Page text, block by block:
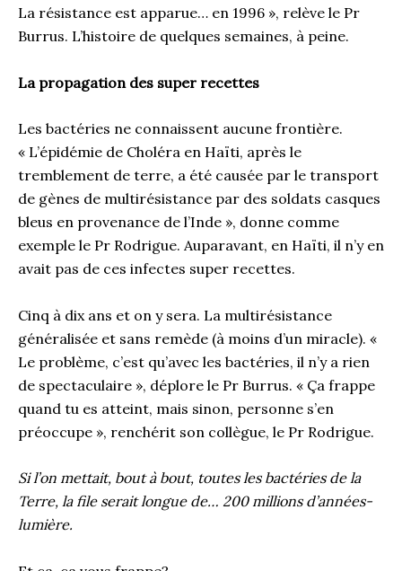
La résistance est apparue… en 1996 », relève le Pr
Burrus. L’histoire de quelques semaines, à peine.
La propagation des super recettes
Les bactéries ne connaissent aucune frontière.
« L’épidémie de Choléra en Haïti, après le
tremblement de terre, a été causée par le transport
de gènes de multirésistance par des soldats casques
bleus en provenance de l’Inde », donne comme
exemple le Pr Rodrigue. Auparavant, en Haïti, il n’y en
avait pas de ces infectes super recettes.
Cinq à dix ans et on y sera. La multirésistance
généralisée et sans remède (à moins d’un miracle). «
Le problème, c’est qu’avec les bactéries, il n’y a rien
de spectaculaire », déplore le Pr Burrus. « Ça frappe
quand tu es atteint, mais sinon, personne s’en
préoccupe », renchérit son collègue, le Pr Rodrigue.
Si l’on mettait, bout à bout, toutes les bactéries de la
Terre, la file serait longue de… 200 millions d’années-
lumière.